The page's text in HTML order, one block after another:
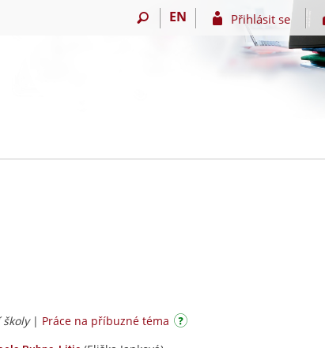
EN Přihlásit se
| Práce na příbuzné téma